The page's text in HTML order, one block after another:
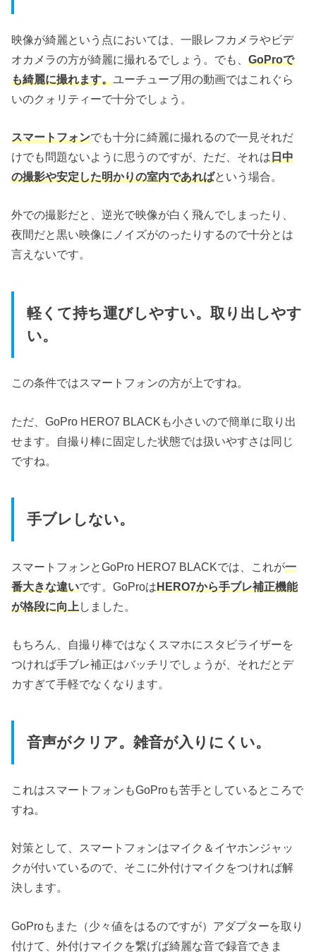
映像が綺麗という点においては、一眼レフカメラやビデ
オカメラの方が綺麗に撮れるでしょう。でも、GoProで
も綺麗に撮れます。
ユーチューブ用の動画ではこれぐら
いのクォリティーで十分でしょう。
スマートフォンでも十分に綺麗に撮れるので一見それだ
けでも問題ないように思うのですが、ただ、それは日中
の撮影や安定した明かりの室内であればという場合。
外での撮影だと、逆光で映像が白く飛んでしまったり、
夜間だと黒い映像にノイズがのったりするので十分とは
言えないです。
軽くて持ち運びしやすい。取り出しやす
い。
この条件ではスマートフォンの方が上ですね。
ただ、GoPro HERO7 BLACKも小さいので簡単に取り出
せます。自撮り棒に固定した状態では扱いやすさは同じ
ですね。
手ブレしない。
スマートフォンとGoPro HERO7 BLACKでは、これが一
番大きな違いです。GoProはHERO7から手ブレ補正機能
が格段に向上 しました。
もちろん、自撮り棒ではなくスマホにスタビライザーを
つければ手ブレ補正はバッチリでしょうが、それだとデ
カすぎて手軽でなくなります。
音声がクリア。雑音が入りにくい。
これはスマートフォンもGoProも苦手としているところで
すね。
対策として、スマートフォンはマイク＆イヤホンジャッ
クが付いているので、そこに外付けマイクをつければ解
決します。
GoProもまた（少々値をはるのですが）アダプターを取り
付けて、外付けマイクを繋げば綺麗な音で録音できま